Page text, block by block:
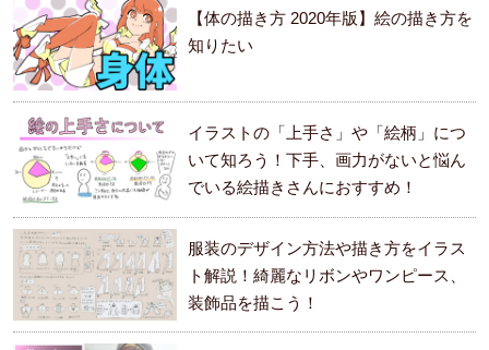
【体の描き方 2020年版】絵の描き方を
知りたい
イラストの「上手さ」や「絵柄」につ
いて知ろう！下手、画力がないと悩ん
でいる絵描きさんにおすすめ！
服装のデザイン方法や描き方をイラス
ト解説！綺麗なリボンやワンピース、
装飾品を描こう！